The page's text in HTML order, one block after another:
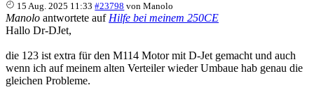
15 Aug. 2025 11:33 #23798 vonManolo
Manolo antwortete auf Hilfe bei meinem 250CE
Hallo Dr-DJet,
die 123 ist extra für den M114 Motor mit D-Jet gemacht und auch
wenn ich auf meinem alten Verteiler wieder Umbaue hab genau die
gleichen Probleme.